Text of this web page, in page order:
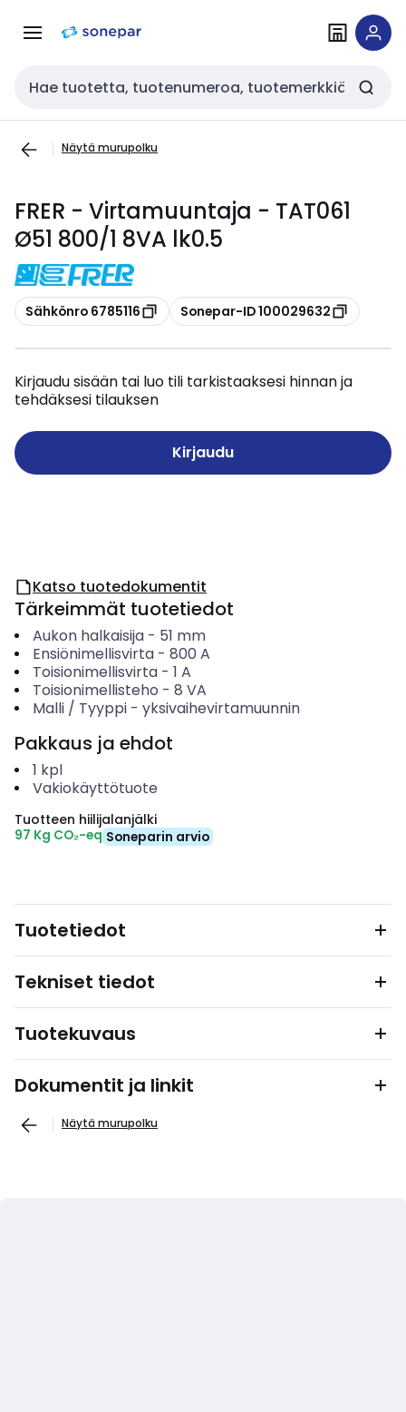
navigointiinsisältöön
Haku
Näytä murupolku
FRER - Virtamuuntaja - TAT061
Ø51 800/1 8VA lk0.5
Kopioi
Sähkönro 6785116 Kopioi
Sonepar-ID 100029632
Kirjaudu sisään tai luo tili tarkistaaksesi hinnan ja
tehdäksesi tilauksen
Kirjaudu
Katso tuotedokumentit
Tärkeimmät tuotetiedot
Aukon halkaisija- 51 mm
Ensiönimellisvirta- 800 A
Toisionimellisvirta- 1 A
Toisionimellisteho - 8 VA
Malli / Tyyppi- yksivaihevirtamuunnin
Pakkaus ja ehdot
1 kpl
Vakiokäyttötuote
Tuotteen hiilijalanjälki
97 Kg CO₂-eq Soneparin arvio
Tuotetiedot
Tekniset tiedot
Tuotekuvaus
Dokumentit ja linkit
Näytä murupolku